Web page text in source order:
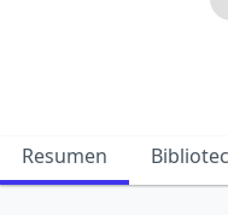
Resumen